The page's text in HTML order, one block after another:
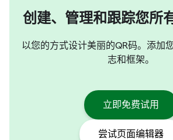
创建、管理和跟踪您所
以您的方式设计美丽的QR码。添加
志和框架。
立即免费试用
尝试页面编辑器